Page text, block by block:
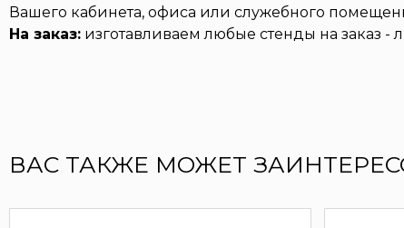
Вашего кабинета, офиса или служебного
На заказ: изготавливаем любые стенды на заказ
ВАС ТАКЖЕ МОЖЕТ